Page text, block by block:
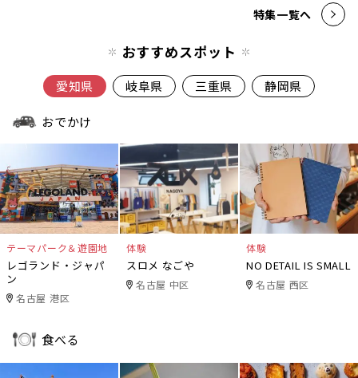
特集一覧へ
おすすめスポット
愛知県 岐阜県 三重県 静岡県
おでかけ
テーマパーク＆遊園地
レゴランド・ジャパ
ン
名古屋 港区
体験
スロメ なごや
名古屋 中区
体験
NO DETAIL IS SMALL
名古屋 西区
食べる